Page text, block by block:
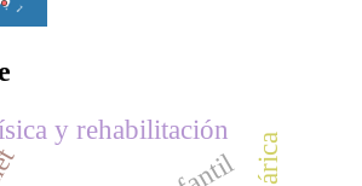
y rehabilitación